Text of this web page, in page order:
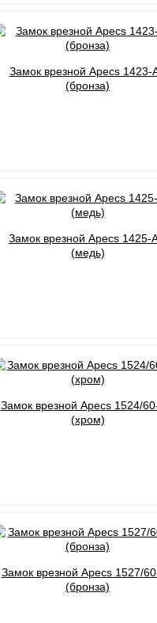
Замок врезной Apecs 1423-
(бронза)
Замок врезной Apecs 1425-
(медь)
Замок врезной Apecs 1524/
(хром)
Замок врезной Apecs 1527/
(бронза)